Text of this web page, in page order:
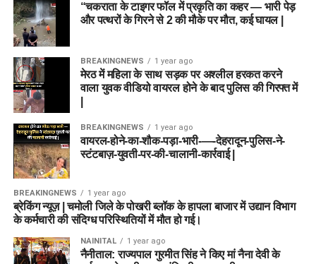
“चकराता के टाइगर फॉल में प्रकृति का कहर — भारी पेड़
और पत्थरों के गिरने से 2 की मौके पर मौत, कई घायल |
BREAKINGNEWS 1 year ago
मेरठ में महिला के साथ सड़क पर अश्लील हरकत करने
वाला युवक वीडियो वायरल होने के बाद पुलिस की गिरफ्त में
BREAKINGNEWS 1 year ago
वायरल-होने-का-शौक-पड़ा-भारी-—-देहरादून-पुलिस-ने-
स्टंटबाज़-युवती-पर-की-चालानी-कार्रवाई |
BREAKINGNEWS 1 year ago
ब्रेकिंग न्यूज़ | चमोली जिले के पोखरी ब्लॉक के हापला बाजार में उद्यान विभाग
के कर्मचारी की संदिग्ध परिस्थितियों में मौत हो गई।
NAINITAL 1 year ago
नैनीताल: राज्यपाल गुरमीत सिंह ने किए मां नैना देवी के